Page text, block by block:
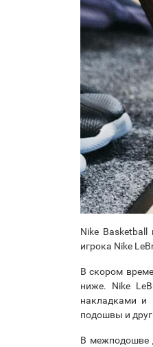
Nike
игрока Nike
В скором
ниже. Nike
накладками и
подошвы и
В межподошве